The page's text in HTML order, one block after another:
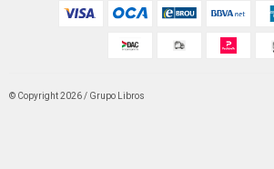
© Copyright 2026 / Grupo Libros